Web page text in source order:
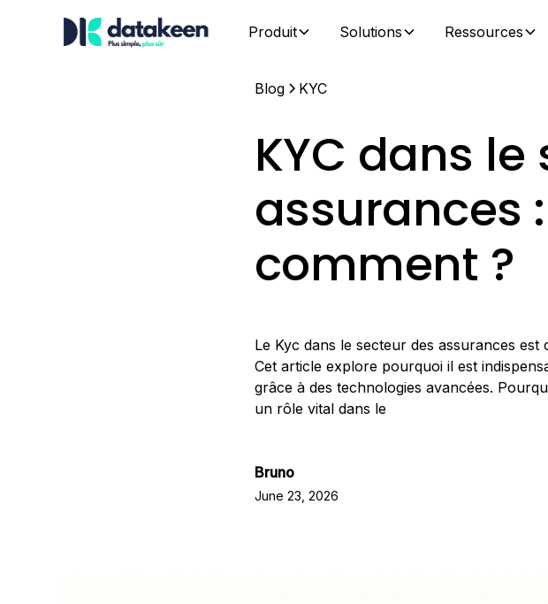
Produit Solutions Ressources
Blog KYC
KYC dans
assurances
comment ?
Le Kyc dans le secteur des assurances
Cet article explore pourquoi il est
grâce à des technologies avancées.
un rôle vital dans le
Bruno
June 23, 2026